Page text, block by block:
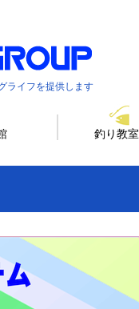
ライフを提供します
釣り教室